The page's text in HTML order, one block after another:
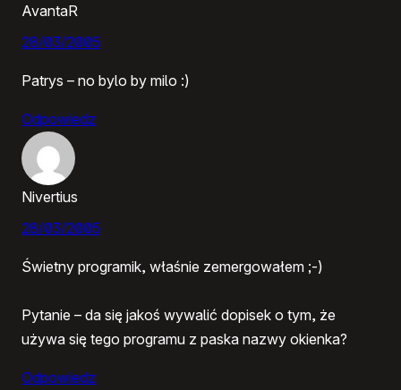
AvantaR
28/03/2005
Patrys – no bylo by milo :)
Odpowiedz
Nivertius
28/03/2005
Świetny programik, właśnie zemergowałem ;-)
Pytanie – da się jakoś wywalić dopisek o tym, że
używa się tego programu z paska nazwy okienka?
Odpowiedz